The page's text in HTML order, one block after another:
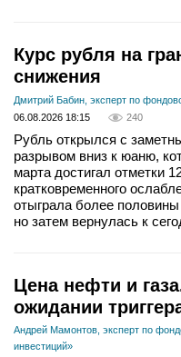
Курс рубля на
снижения
Дмитрий Бабин, эксперт по
06.08.2026 18:15
240
Рубль открылся с
разрывом вниз к юаню,
марта достигал отметки
кратковременного
отыграла более
но затем вернулась к
Цена нефти и
ожидании
Андрей Мамонтов, эксперт по
инвестиций»